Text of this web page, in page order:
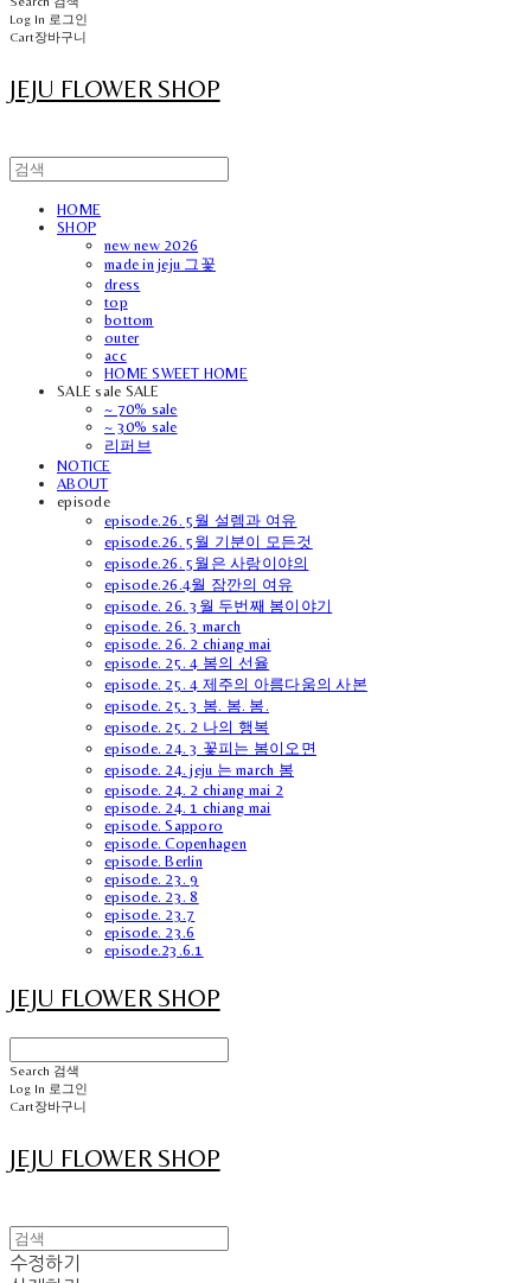
Log In 로그인
Cart장바구니
JEJU FLOWER SHOP
HOME
SHOP
new new 2026
made in jeju 그꽃
dress
top
bottom
outer
acc
HOME SWEET HOME
SALE sale SALE
~ 70% sale
~ 30% sale
리퍼브
NOTICE
ABOUT
episode
episode.26. 5월 설렘과 여유
episode.26. 5월 기분이 모든것
episode.26. 5월은 사랑이야의
episode.26.4월 잠깐의 여유
episode. 26. 3월 두번째 봄이야기
episode. 26. 3 march
episode. 26. 2 chiang mai
episode. 25. 4 봄의 선율
episode. 25. 4 제주의 아름다움의 사본
episode. 25. 3 봄. 봄. 봄.
episode. 25. 2 나의 행복
episode. 24. 3 꽃피는 봄이오면
episode. 24. jeju 는 march 봄
episode. 24. 2 chiang mai 2
episode. 24. 1 chiang mai
episode. Sapporo
episode. Copenhagen
episode. Berlin
episode. 23. 9
episode. 23. 8
episode. 23.7
episode. 23.6
episode.23.6.1
JEJU FLOWER SHOP
Search 검색
Log In 로그인
Cart장바구니
JEJU FLOWER SHOP
수정하기